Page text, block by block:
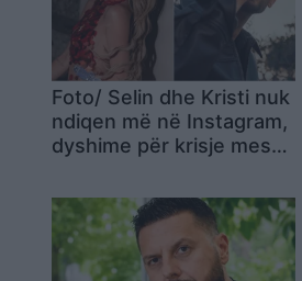
Foto/ Selin dhe Kristi nuk
ndiqen më në Instagram,
dyshime për krisje mes
VIP 5 dhe ish-banorit